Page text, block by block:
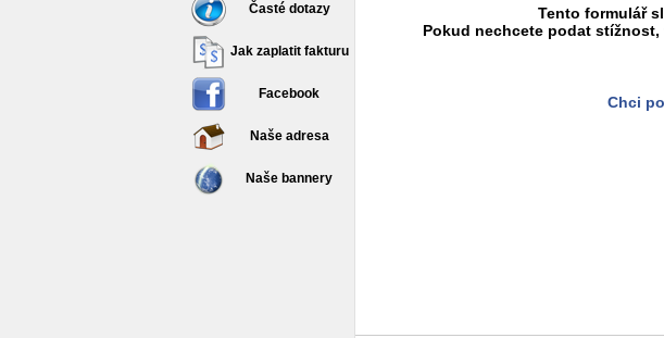
Časté dotazy
Jak zaplatit fakturu
Facebook
Naše adresa
Naše bannery
Tento formulář
Pokud nechcete podat
Chci